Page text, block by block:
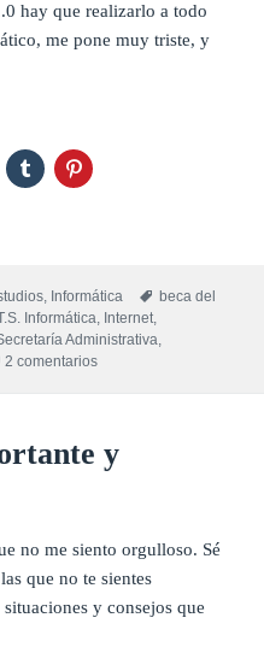
hay que realizarlo a todo
me pone muy triste, y
, Informática Etiquetas
beca del
Informática, Internet,
Administrativa,
2 comentariosen ¿Presentación
y
no me siento orgulloso. Sé
que no te sientes
y consejos que